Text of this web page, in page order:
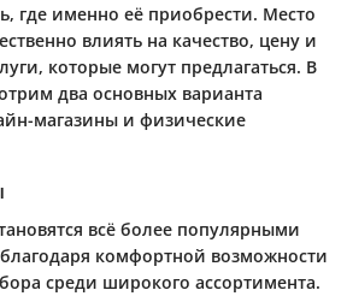
где именно её приобрести. Место
влиять на качество, цену и
которые могут предлагаться. В
два основных варианта
магазины и физические
всё более популярными
комфортной возможности
среди широкого ассортимента.